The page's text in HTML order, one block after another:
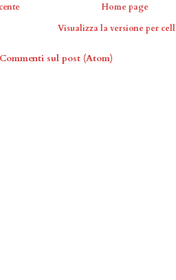
Home page
Visualizza la versione per
Commenti sul post (Atom)